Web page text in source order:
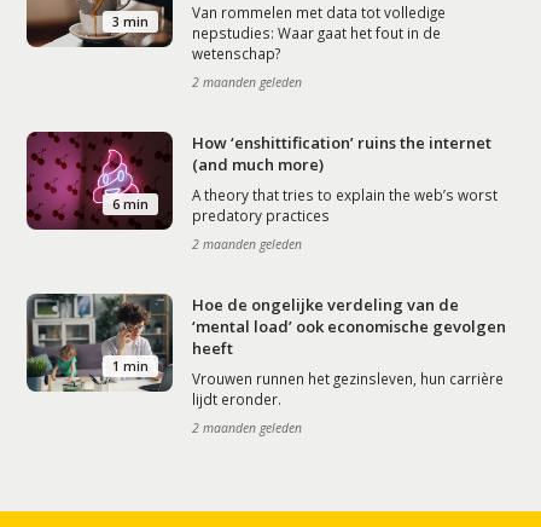
3 min
Van rommelen met data tot volledige
nepstudies: Waar gaat het fout in de
wetenschap?
2 maanden geleden
6 min
How ‘enshittification’ ruins the internet
(and much more)
A theory that tries to explain the web’s worst
predatory practices
2 maanden geleden
1 min
Hoe de ongelijke verdeling van de
‘mental load’ ook economische gevolgen
heeft
Vrouwen runnen het gezinsleven, hun carrière
lijdt eronder.
2 maanden geleden